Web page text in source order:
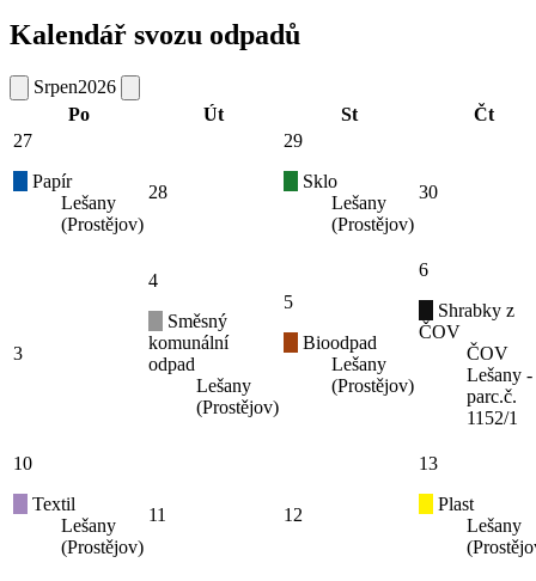
Kalendář svozu odpadů
Srpen2026
Po
Út St
Čt
27
Papír
Lešany
(Prostějov)
28
29
Sklo
Lešany
(Prostějov)
30
3
4
Směsný
komunální
odpad
Lešany
(Prostějov)
5
Bioodpad
Lešany
(Prostějov)
6
Shrabky z
ČOV
ČOV
Lešany -
parc.č.
1152/1
10
Textil
Lešany
(Prostějov)
11 12
13
Plast
Lešany